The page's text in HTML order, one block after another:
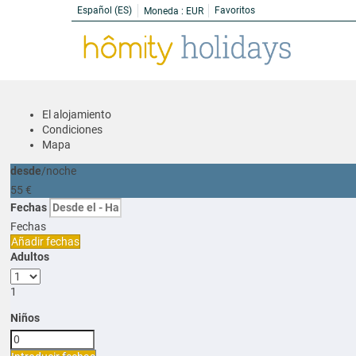
Español (ES) Moneda : EUR Favoritos
El alojamiento
Condiciones
Mapa
desde/noche
55€
Fechas
Fechas
Añadir fechas
Adultos
1
Niños